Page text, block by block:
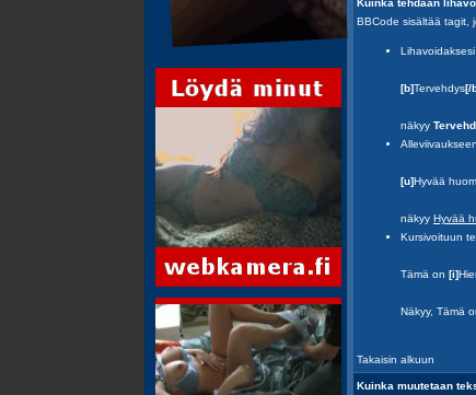
Kuinka tehdään
BBCode sisältää tagit,
[b]Tervehdys[/
näkyy
[u]Hyvää
näkyy Hyvää
Kursivoituun
Tämä on [i]
Näkyy, Tämä
Takaisin alkuun
Kuinka muutetaan